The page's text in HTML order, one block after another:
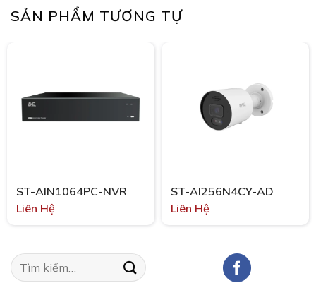
SẢN PHẨM TƯƠNG TỰ
ST-AIN1064PC-NVR
Liên Hệ
ST-AI256N4CY-AD
Liên Hệ
Tìm
kiếm: